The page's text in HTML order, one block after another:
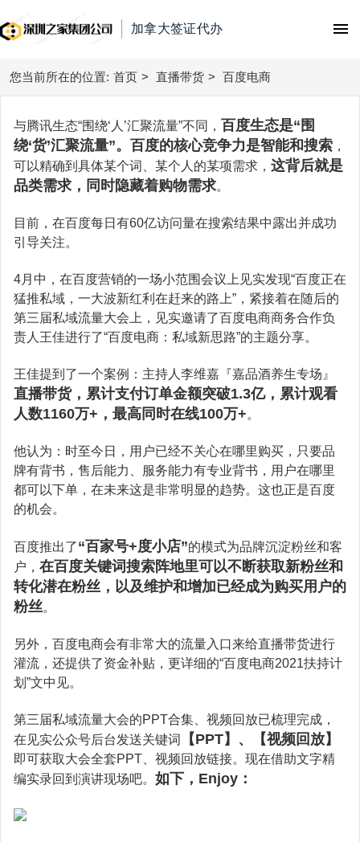
加拿大签证代办
首页
腾讯广告
朋友圈广告
附近推广告
视频号广告
广点通
微信广告
微信广告
抖音广告
巨量引擎广告
巨量千川广告
快手广告
百度信息流广告
知乎广告
磁力金牛
微博广告
小红书广告
爱奇艺广告
美柚广告
趣头条广告
支付宝广告
搜索广告
百度搜索
搜狗搜索
google搜索
神马搜索
yahoo搜索
直播带货
抖音直播带货
头条电商
快手电商
视频号电商
百度电商
广告开户
朋友圈广告开户
抖音广告开户
快手广告开户
百度广告开户
广点通开户
巨量广告开户
知乎广告开户
微博广告开户
小红书广告开户
b站开户
磁力金牛开户
专业支持
广告宝学院
广告制作
广告运营
落地页制作
视频制作
抖音蓝v认证
抖音团购开通
抖音橱窗开通
行业方案
广告宝技术支持
关于公司
公司简介
荣誉资质
渠道合作
联系我们
投放广告
立即投放
您当前所在的位置: 首页 > 直播带货 > 百度电商
与腾讯生态“围绕‘人’汇聚流量”不同， 百度生态是“围
绕‘货’汇聚流量”。百度的核心竞争力是智能和搜索 ，
可以精确到具体某个词、某个人的某项需求， 这背后就是
品类需求，同时隐藏着购物需求。
目前，在百度每日有60亿访问量在搜索结果中露出并成功
引导关注。
4月中，在百度营销的一场小范围会议上见实发现“百度正在
猛推私域，一大波新红利在赶来的路上”，紧接着在随后的
第三届私域流量大会上，见实邀请了百度电商商务合作负
责人王佳进行了“百度电商：私域新思路”的主题分享。
王佳提到了一个案例：主持人李维嘉『嘉品酒养生专场』
直播带货，累计支付订单金额突破1.3亿，累计观看
人数1160万+，最高同时在线100万+。
他认为：时至今日，用户已经不关心在哪里购买，只要品
牌有背书，售后能力、服务能力有专业背书，用户在哪里
都可以下单，在未来这是非常明显的趋势。这也正是百度
的机会。
百度推出了“百家号+度小店”的模式为品牌沉淀粉丝和客
户， 在百度关键词搜索阵地里可以不断获取新粉丝和
转化潜在粉丝，以及维护和增加已经成为购买用户的
粉丝。
另外，百度电商会有非常大的流量入口来给直播带货进行
灌流，还提供了资金补贴，更详细的“百度电商2021扶持计
划”文中见。
第三届私域流量大会的PPT合集、视频回放已梳理完成，
在见实公众号后台发送关键词
【PPT】、【视频回放】
即可获取大会全套PPT、视频回放链接。现在借助文字精
编实录回到演讲现场吧。 如下，Enjoy：